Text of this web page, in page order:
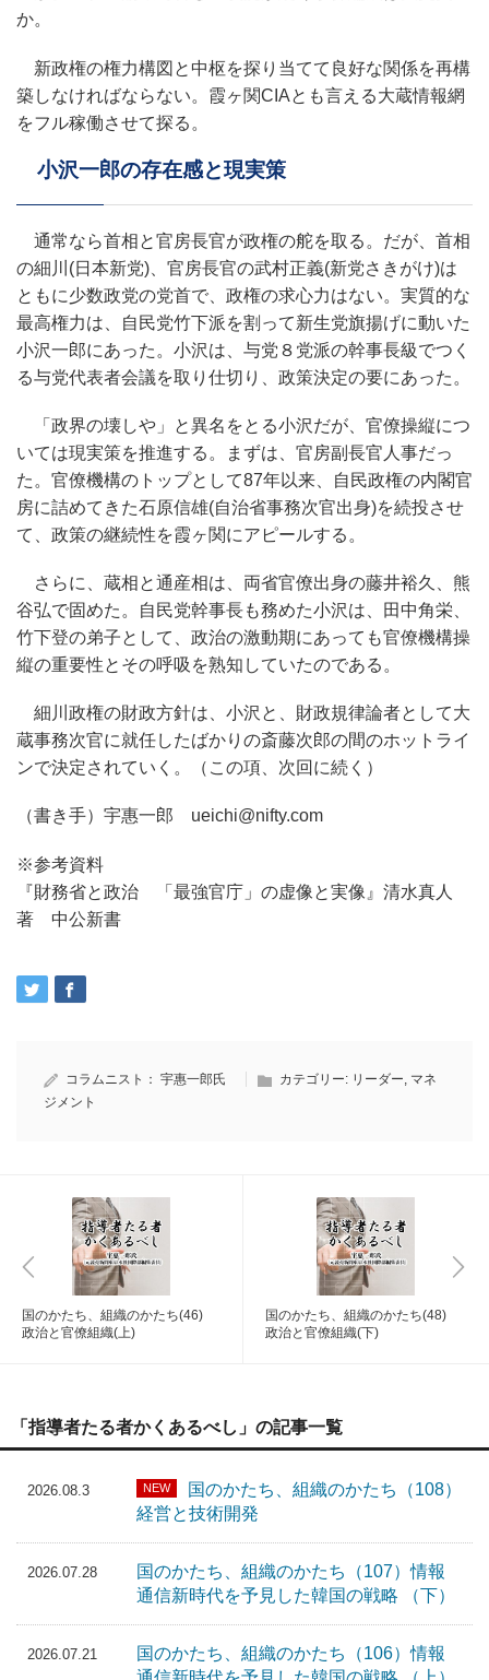
か。
新政権の権力構図と中枢を探り当てて良好な関係を再構
築しなければならない。霞ヶ関CIAとも言える大蔵情報網
をフル稼働させて探る。
小沢一郎の存在感と現実策
通常なら首相と官房長官が政権の舵を取る。だが、首相
の細川(日本新党)、官房長官の武村正義(新党さきがけ)は
ともに少数政党の党首で、政権の求心力はない。実質的な
最高権力は、自民党竹下派を割って新生党旗揚げに動いた
小沢一郎にあった。小沢は、与党８党派の幹事長級でつく
る与党代表者会議を取り仕切り、政策決定の要にあった。
「政界の壊しや」と異名をとる小沢だが、官僚操縦につ
いては現実策を推進する。まずは、官房副長官人事だっ
た。官僚機構のトップとして87年以来、自民政権の内閣官
房に詰めてきた石原信雄(自治省事務次官出身)を続投させ
て、政策の継続性を霞ヶ関にアピールする。
さらに、蔵相と通産相は、両省官僚出身の藤井裕久、熊
谷弘で固めた。自民党幹事長も務めた小沢は、田中角栄、
竹下登の弟子として、政治の激動期にあっても官僚機構操
縦の重要性とその呼吸を熟知していたのである。
細川政権の財政方針は、小沢と、財政規律論者として大
蔵事務次官に就任したばかりの斎藤次郎の間のホットライ
ンで決定されていく。（この項、次回に続く）
（書き手）宇惠一郎 ueichi@nifty.com
※参考資料
『財務省と政治 「最強官庁」の虚像と実像』清水真人
著 中公新書
コラムニスト： 宇惠一郎氏 カテゴリー: リーダー, マネ
ジメント
国のかたち、組織のかたち(46)
政治と官僚組織(上)
国のかたち、組織のかたち(48)
政治と官僚組織(下)
「指導者たる者かくあるべし」の記事一覧
2026.08.3 NEW
国のかたち、組織のかたち（108）
経営と技術開発
2026.07.28
国のかたち、組織のかたち（107）情報
通信新時代を予見した韓国の戦略 （下）
2026.07.21
国のかたち、組織のかたち（106）情報